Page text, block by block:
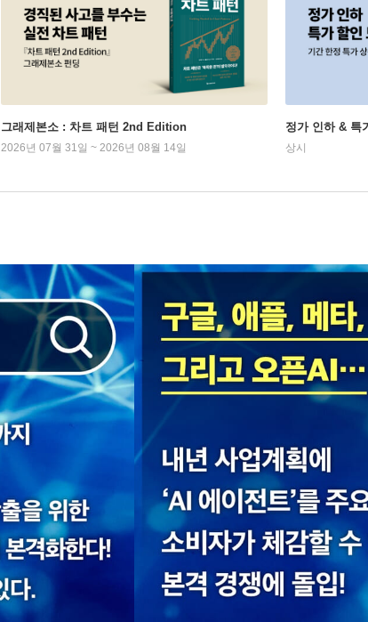
그래제본소 : 차트 패턴 2nd Edition
2026년 07월 31일 ~ 2026년 08월 14일
정가 인하 & 특
상시